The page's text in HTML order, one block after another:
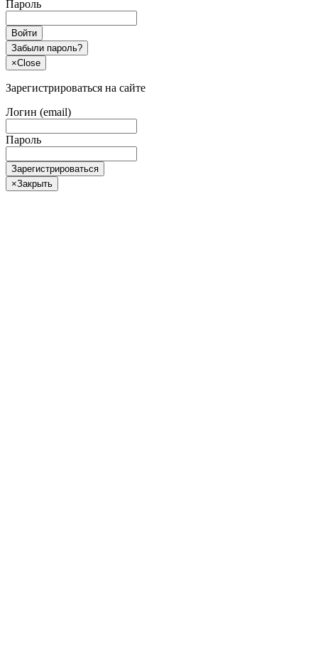
Пароль
Войти
Забыли пароль?
×Close
Зарегистрироваться на сайте
Логин (email)
Пароль
Зарегистрироваться
×Закрыть